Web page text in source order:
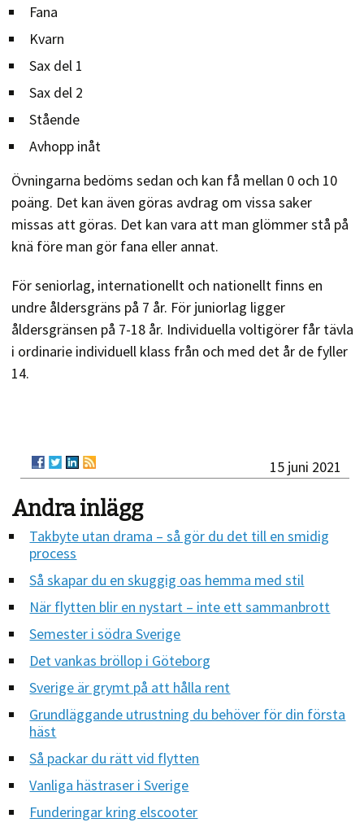
Fana
Kvarn
Sax del 1
Sax del 2
Stående
Avhopp inåt
Övningarna bedöms sedan och kan få mellan 0 och 10
poäng. Det kan även göras avdrag om vissa saker
missas att göras. Det kan vara att man glömmer stå på
knä före man gör fana eller annat.
För seniorlag, internationellt och nationellt finns en
undre åldersgräns på 7 år. För juniorlag ligger
åldersgränsen på 7-18 år. Individuella voltigörer får tävla
i ordinarie individuell klass från och med det år de fyller
14.
15 juni 2021
Andra inlägg
Takbyte utan drama – så gör du det till en smidig
process
Så skapar du en skuggig oas hemma med stil
När flytten blir en nystart – inte ett sammanbrott
Semester i södra Sverige
Det vankas bröllop i Göteborg
Sverige är grymt på att hålla rent
Grundläggande utrustning du behöver för din första
häst
Så packar du rätt vid flytten
Vanliga hästraser i Sverige
Funderingar kring elscooter